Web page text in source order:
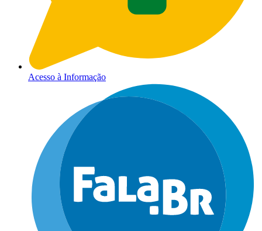
Acesso à Informação